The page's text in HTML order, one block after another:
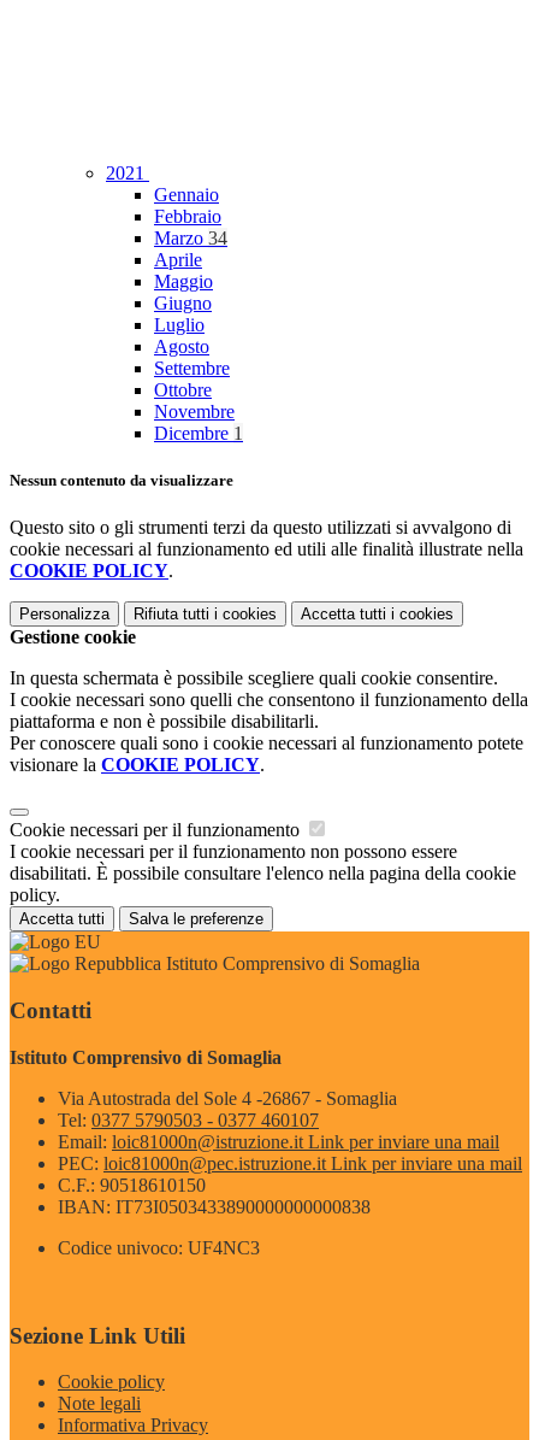
2021
Gennaio
Febbraio
Marzo 34
Aprile
Maggio
Giugno
Luglio
Agosto
Settembre
Ottobre
Novembre
Dicembre 1
Nessun contenuto da visualizzare
Questo sito o gli strumenti terzi da questo utilizzati si avvalgono di
cookie necessari al funzionamento ed utili alle finalità illustrate nella
COOKIE POLICY.
Personalizza Rifiuta tutti i cookies Accetta tutti i cookies
Gestione cookie
In questa schermata è possibile scegliere quali cookie consentire.
I cookie necessari sono quelli che consentono il funzionamento della
piattaforma e non è possibile disabilitarli.
Per conoscere quali sono i cookie necessari al funzionamento potete
visionare la COOKIE POLICY.
Cookie necessari per il funzionamento
I cookie necessari per il funzionamento non possono essere
disabilitati. È possibile consultare l'elenco nella pagina della cookie
policy.
Accetta tutti Salva le preferenze
Istituto Comprensivo di Somaglia
Contatti
Istituto Comprensivo di Somaglia
Via Autostrada del Sole 4 -26867 - Somaglia
Tel: 0377 5790503 - 0377 460107
Email: loic81000n@istruzione.it Link per inviare una mail
PEC: loic81000n@pec.istruzione.it Link per inviare una mail
C.F.: 90518610150
IBAN: IT73I0503433890000000000838
Codice univoco: UF4NC3
Sezione Link Utili
Cookie policy
Note legali
Informativa Privacy